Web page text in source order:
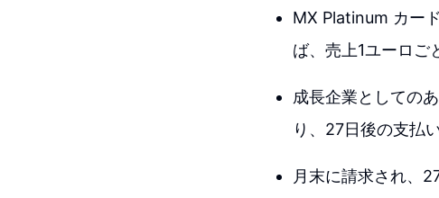
MX Platinum カー
ば、売上1ユーロご
成長企業としての
り、27日後の支払
月末に請求され、